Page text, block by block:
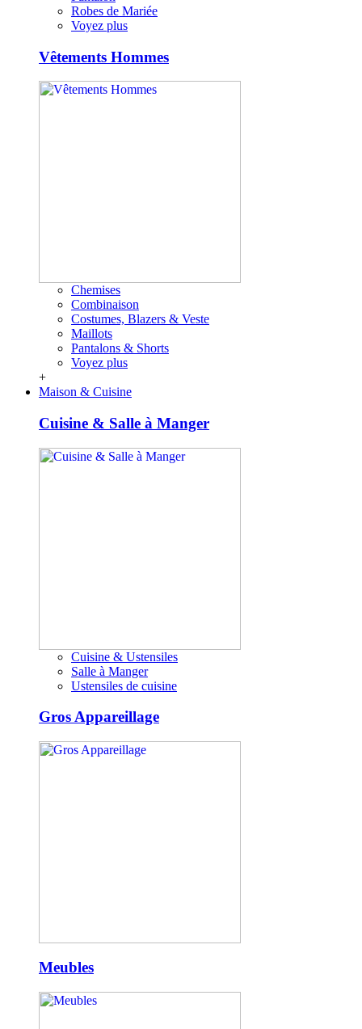
Robes de Mariée
Voyez plus
Vêtements Hommes
Chemises
Combinaison
Costumes, Blazers & Veste
Maillots
Pantalons & Shorts
Voyez plus
+
Maison & Cuisine
Cuisine & Salle à Manger
Cuisine & Ustensiles
Salle à Manger
Ustensiles de cuisine
Gros Appareillage
Meubles